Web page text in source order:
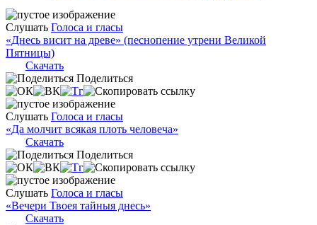
Слушать Голоса и гласы
«Днесь висит на древе» (песнопение утрени Великой
Пятницы)
Скачать
Поделиться
Слушать Голоса и гласы
«Да молчит всякая плоть человеча»
Скачать
Поделиться
Слушать Голоса и гласы
«Вечери Твоея тайныя днесь»
Скачать